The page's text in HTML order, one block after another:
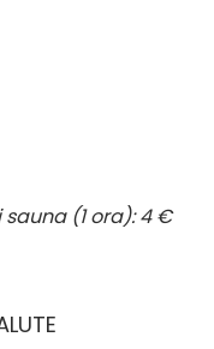
(1 ora): 4 €